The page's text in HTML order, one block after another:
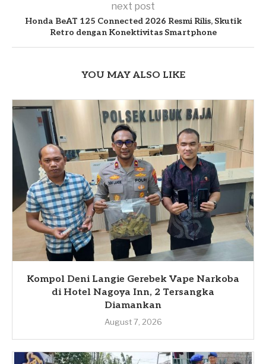
next post
Honda BeAT 125 Connected 2026 Resmi Rilis, Skutik
Retro dengan Konektivitas Smartphone
YOU MAY ALSO LIKE
Kompol Deni Langie Gerebek Vape Narkoba
di Hotel Nagoya Inn, 2 Tersangka
Diamankan
August 7, 2026